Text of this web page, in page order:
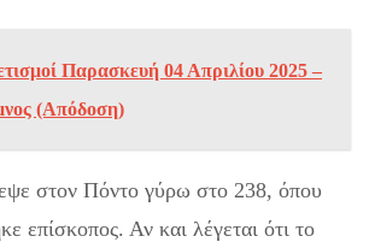
Παρασκευή 04 Απριλίου 2025 –
(Απόδοση)
στον Πόντο γύρω στο 238, όπου
επίσκοπος. Αν και λέγεται ότι το